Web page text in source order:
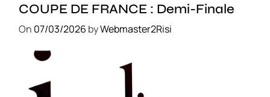
COUPE DE FRANCE : Demi-Finale
On 07/03/2026 byWebmaster2Risi